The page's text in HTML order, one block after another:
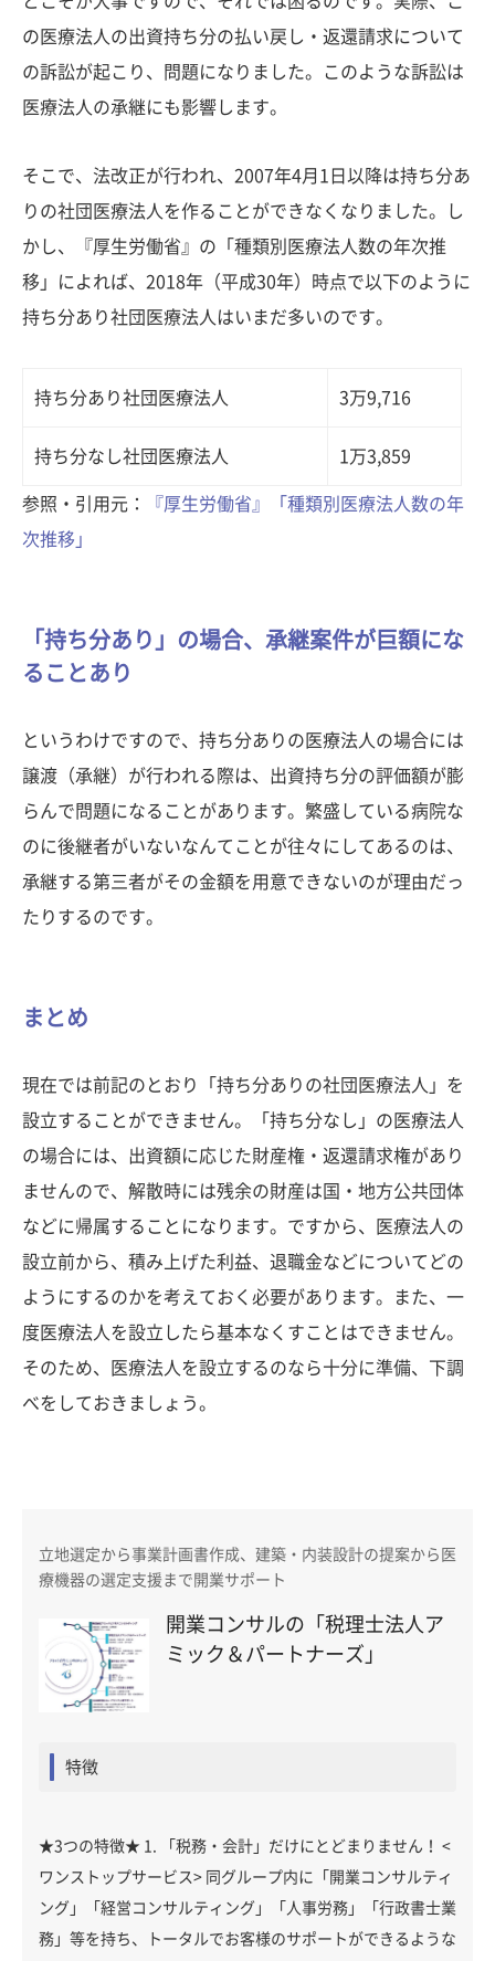
の医療法人の出資持ち分の払い戻し・返還請求について
の訴訟が起こり、問題になりました。このような訴訟は
医療法人の承継にも影響します。
そこで、法改正が行われ、2007年4月1日以降は持ち分あ
りの社団医療法人を作ることができなくなりました。し
かし、『厚生労働省』の「種類別医療法人数の年次推
移」によれば、2018年（平成30年）時点で以下のように
持ち分あり社団医療法人はいまだ多いのです。
持ち分あり社団医療法人 3万9,716
持ち分なし社団医療法人 1万3,859
参照・引用元：
『厚生労働省』「種類別医療法人数の年
次推移」
「持ち分あり」の場合、承継案件が巨額にな
ることあり
というわけですので、持ち分ありの医療法人の場合には
譲渡（承継）が行われる際は、出資持ち分の評価額が膨
らんで問題になることがあります。繁盛している病院な
のに後継者がいないなんてことが往々にしてあるのは、
承継する第三者がその金額を用意できないのが理由だっ
たりするのです。
まとめ
現在では前記のとおり「持ち分ありの社団医療法人」を
設立することができません。「持ち分なし」の医療法人
の場合には、出資額に応じた財産権・返還請求権があり
ませんので、解散時には残余の財産は国・地方公共団体
などに帰属することになります。ですから、医療法人の
設立前から、積み上げた利益、退職金などについてどの
ようにするのかを考えておく必要があります。また、一
度医療法人を設立したら基本なくすことはできません。
そのため、医療法人を設立するのなら十分に準備、下調
べをしておきましょう。
立地選定から事業計画書作成、建築・内装設計の提案から医
療機器の選定支援まで開業サポート
開業コンサルの「税理士法人ア
ミック＆パートナーズ」
特徴
★3つの特徴★ 1. 「税務・会計」だけにとどまりません！ <
ワンストップサービス> 同グループ内に「開業コンサルティ
ング」「経営コンサルティング」「人事労務」「行政書士業
務」等を持ち、トータルでお客様のサポートができるような